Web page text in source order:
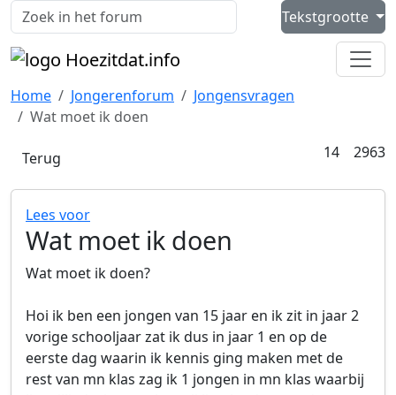
Skip to content
Zoeken
Tekstgrootte
Home Jongerenforum
Jongensvragen
Wat moet ik doen
Terug 14reacties
2963
Lees voor
Wat moet ik doen
Wat moet ik doen?
Hoi ik ben een jongen van 15 jaar en ik zit in jaar 2
vorige schooljaar zat ik dus in jaar 1 en op de
eerste dag waarin ik kennis ging maken met de
rest van mn klas zag ik 1 jongen in mn klas waarbij